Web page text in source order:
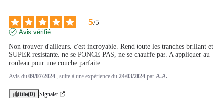
5/5
Avis vérifié
Non trouver d'ailleurs, c'est incroyable. Rend toute les tranches brillant et
SUPER resistante. ne se PONCE PAS, ne se chauffe pas. A appliquer au
rouleau pour une couche parfaite
Avis du 09/07/2024 , suite à une expérience du 24/03/2024 par A.A.
Utile(0) Signaler